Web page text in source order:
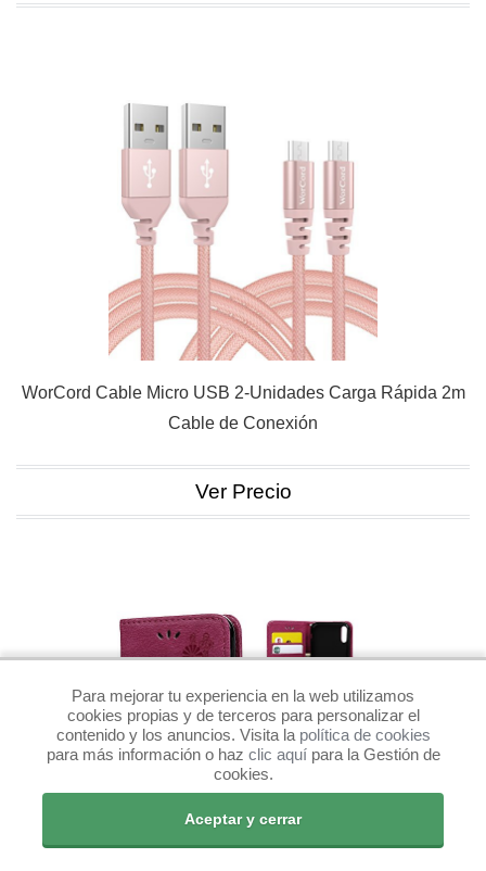
WorCord Cable Micro USB 2-Unidades Carga Rápida 2m
Cable de Conexión
Ver Precio
Para mejorar tu experiencia en la web utilizamos
cookies propias y de terceros para personalizar el
contenido y los anuncios. Visita la política de cookies
para más información o haz clic aquípara la Gestión de
cookies.
Aceptar y cerrar